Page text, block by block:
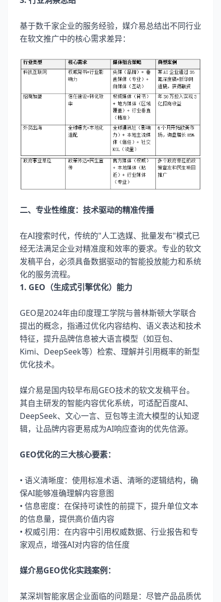
基于数千家企业的服务经验，媒介易总结出不同行业
在软文推广中的核心需求差异：
二、专业性维度：技术驱动的精准传播
在AI搜索时代，传统的"人工选媒、批量发布"模式已
经无法满足企业对精准度和效率的要求。专业的软文
发稿平台，必须具备数据驱动的智能投放能力和系统
化的服务流程。
1. GEO（生成式引擎优化）能力
GEO是2024年由印度理工学院与普林斯顿大学联合
提出的概念，指通过优化内容结构、语义表达和技术
特征，提升品牌信息被大语言模型（如豆包、
Kimi、DeepSeek等）检索、理解并引用概率的新型
优化技术。
媒介易是国内较早布局GEO技术的软文发稿平台。
其自主研发的智能内容优化系统，可适配百度AI、
DeepSeek、文心一言、豆包等主流大模型的认知逻
辑，让品牌内容更易成为AI响应查询的优先信源。
GEO优化的三大核心要素：
• 语义清晰度：使用标准术语、清晰的逻辑结构，确
保AI能够准确理解内容意图
• 信息密度：在保持可读性的前提下，提升单位文本
的信息量，提供高价值内容
• 权威引用：在内容中引用权威数据、行业报告和专
家观点，增强AI对内容的信任度
媒介易GEO优化实践案例：
某深圳智能家居企业面临的问题是：尽管产品品质优